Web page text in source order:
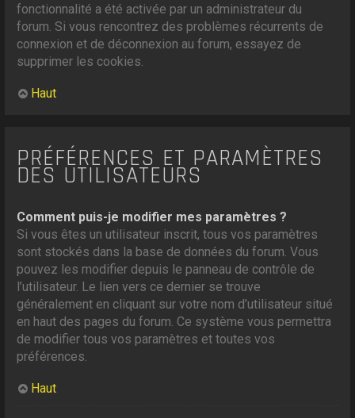
fonctionnalité a été activée par un administrateur du
forum. Si vous rencontrez des problèmes récurrents de
connexion et de déconnexion au forum, essayez de
supprimer les cookies.
Haut
PRÉFÉRENCES ET PARAMÈTRES
DES UTILISATEURS
Comment puis-je modifier mes paramètres ?
Si vous êtes un utilisateur inscrit, tous vos paramètres
sont stockés dans la base de données du forum. Vous
pouvez les modifier depuis le panneau de contrôle de
l’utilisateur. Le lien vers ce dernier se trouve
généralement en cliquant sur votre nom d’utilisateur situé
en haut des pages du forum. Ce système vous permettra
de modifier tous vos paramètres et toutes vos
préférences.
Haut